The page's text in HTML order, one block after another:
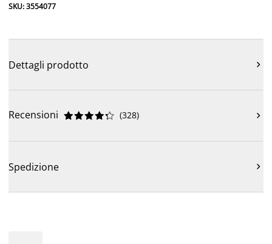
SKU: 3554077
Dettagli prodotto 
Recensioni 




 (328) 
Spedizione 